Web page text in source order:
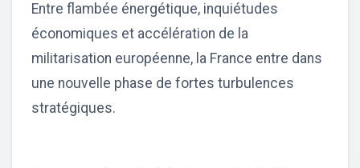
Entre flambée énergétique, inquiétudes
économiques et accélération de la
militarisation européenne, la France entre dans
une nouvelle phase de fortes turbulences
stratégiques.